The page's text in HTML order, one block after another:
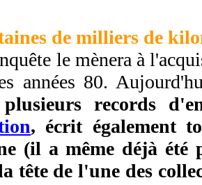
de milliers de
le mènera à
années 80.
records
, écrit également
(il a même déjà été
tête de l'une des